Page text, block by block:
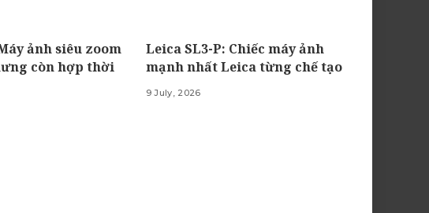
ảnh siêu zoom
còn hợp thời
Leica SL3-P: Chiếc máy ảnh
mạnh nhất Leica từng chế tạo
9 July, 2026